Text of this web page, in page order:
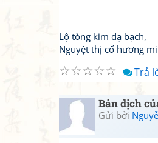
Lộ tòng kim dạ bạch,
Nguyệt thị cố hương
☆
☆
☆
☆
☆ Trả
Bản dịch
Gửi bởi